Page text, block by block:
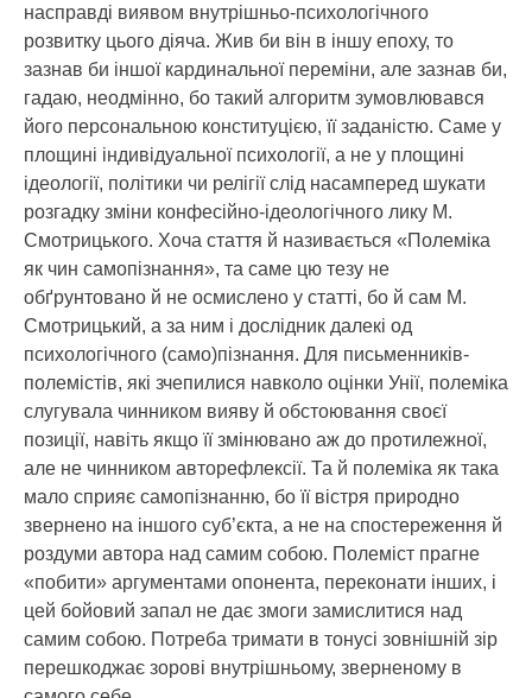
насправді виявом внутрішньо-психологічного
розвитку цього діяча. Жив би він в іншу епоху, то
зазнав би іншої кардинальної переміни, але зазнав би,
гадаю, неодмінно, бо такий алгоритм зумовлювався
його персональною конституцією, її заданістю. Саме у
площині індивідуальної психології, а не у площині
ідеології, політики чи релігії слід насамперед шукати
розгадку зміни конфесійно-ідеологічного лику М.
Смотрицького. Хоча стаття й називається «Полеміка
як чин самопізнання», та саме цю тезу не
обґрунтовано й не осмислено у статті, бо й сам М.
Смотрицький, а за ним і дослідник далекі од
психологічного (само)пізнання. Для письменників-
полемістів, які зчепилися навколо оцінки Унії, полеміка
слугувала чинником вияву й обстоювання своєї
позиції, навіть якщо її змінювано аж до протилежної,
але не чинником авторефлексії. Та й полеміка як така
мало сприяє самопізнанню, бо її вістря природно
звернено на іншого суб’єкта, а не на спостереження й
роздуми автора над самим собою. Полеміст прагне
«побити» аргументами опонента, переконати інших, і
цей бойовий запал не дає змоги замислитися над
самим собою. Потреба тримати в тонусі зовнішній зір
перешкоджає зорові внутрішньому, зверненому в